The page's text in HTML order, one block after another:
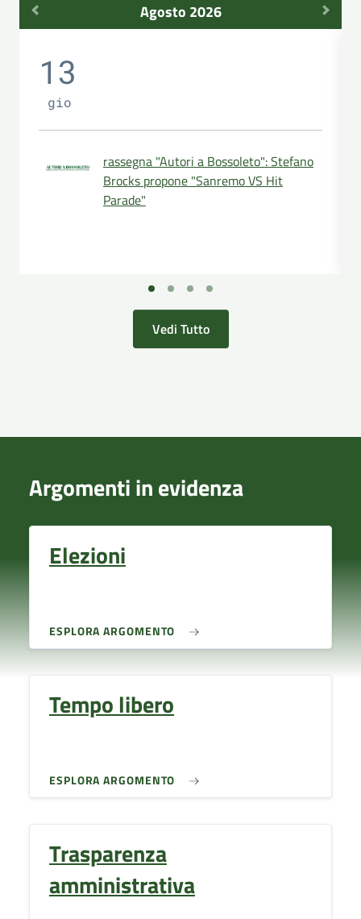
Agosto 2026
13
gio
rassegna "Autori a Bossoleto": Stefano
Brocks propone "Sanremo VS Hit
Parade"
Vedi Tutto
Argomenti in evidenza
Elezioni
ESPLORA ARGOMENTO
Tempo libero
ESPLORA ARGOMENTO
Trasparenza
amministrativa